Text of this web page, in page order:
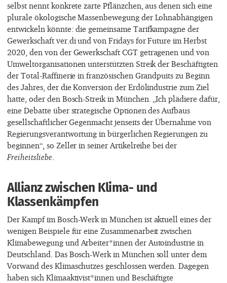
selbst nennt konkrete zarte Pflänzchen, aus denen sich eine
plurale ökologische Massenbewegung der Lohnabhängigen
entwickeln könnte: die gemeinsame Tarifkampagne der
Gewerkschaft ver.di und von Fridays for Future im Herbst
2020, den von der Gewerkschaft CGT getragenen und von
Umweltorganisationen unterstützten Streik der Beschäftigten
der Total-Raffinerie in französischen Grandpuits zu Beginn
des Jahres, der die Konversion der Erdölindustrie zum Ziel
hatte, oder den Bosch-Streik in München. „Ich plädiere dafür,
eine Debatte über strategische Optionen des Aufbaus
gesellschaftlicher Gegenmacht jenseits der Übernahme von
Regierungsverantwortung in bürgerlichen Regierungen zu
beginnen“, so Zeller in seiner Artikelreihe bei der
Freiheitsliebe.
Allianz zwischen Klima- und
Klassenkämpfen
Der Kampf im Bosch-Werk in München ist aktuell eines der
wenigen Beispiele für eine Zusammenarbeit zwischen
Klimabewegung und Arbeiter*innen der Autoindustrie in
Deutschland. Das Bosch-Werk in München soll unter dem
Vorwand des Klimaschutzes geschlossen werden. Dagegen
haben sich Klimaaktivist*innen und Beschäftigte